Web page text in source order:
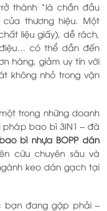
thành “lá chắn đầu
thương hiệu. Một
liệu giấy), dễ rách,
có thể dẫn đến
hàng, giảm uy tín với
không nhỏ trong vận
trong những doanh
bao bì 3IN1 – đã
bao bì nhựa BOPP dán
cứu chuyên sâu và
keo dán gạch tại
bạn đang gặp phải –